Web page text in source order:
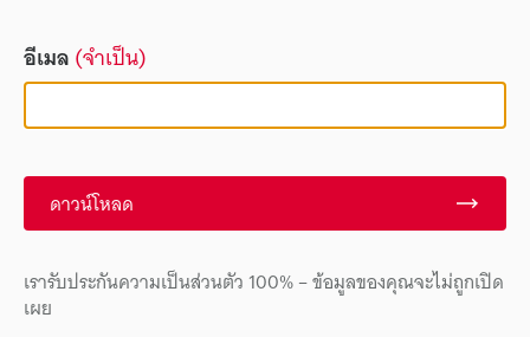
อีเมล(จำเป็น)
ดาวน์โหลด
เรารับประกันความเป็นส่วนตัว 100% – ข้อมูลของคุณจะไม่ถูกเปิด
เผย